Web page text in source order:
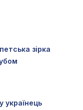
зірка
українець